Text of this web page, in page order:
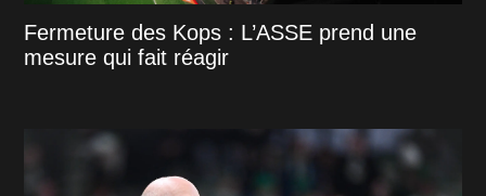
Fermeture des Kops : L’ASSE prend une
mesure qui fait réagir